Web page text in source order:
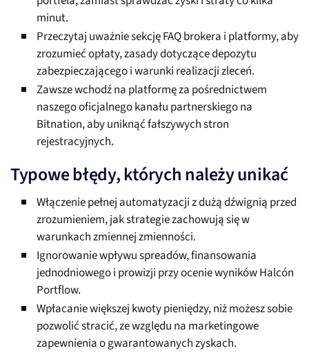
minut.
Przeczytaj uważnie sekcję FAQ brokera i platformy, aby
zrozumieć opłaty, zasady dotyczące depozytu
zabezpieczającego i warunki realizacji zleceń.
Zawsze wchodź na platformę za pośrednictwem
naszego oficjalnego kanału partnerskiego na
Bitnation, aby uniknąć fałszywych stron
rejestracyjnych.
Typowe błędy, których należy unikać
Włączenie pełnej automatyzacji z dużą dźwignią przed
zrozumieniem, jak strategie zachowują się w
warunkach zmiennej zmienności.
Ignorowanie wpływu spreadów, finansowania
jednodniowego i prowizji przy ocenie wyników Halcón
Portflow.
Wpłacanie większej kwoty pieniędzy, niż możesz sobie
pozwolić stracić, ze względu na marketingowe
zapewnienia o gwarantowanych zyskach.